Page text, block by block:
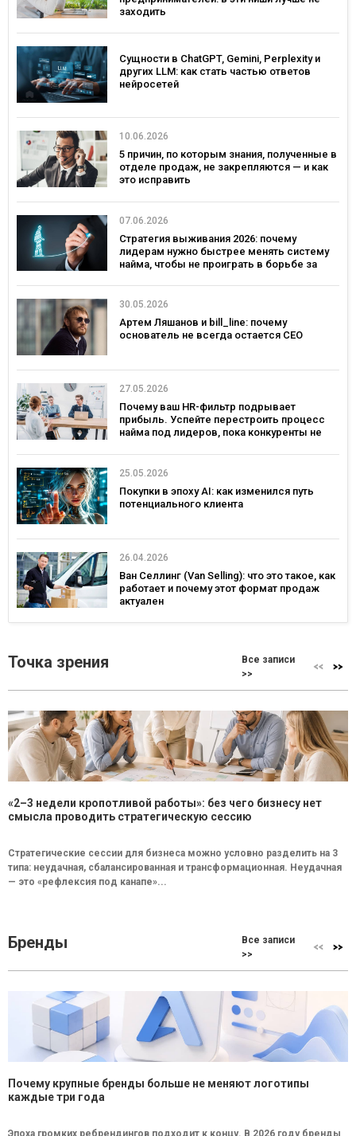
заходить
Сущности в ChatGPT, Gemini, Perplexity и
других LLM: как стать частью ответов
нейросетей
10.06.2026
5 причин, по которым знания, полученные в
отделе продаж, не закрепляются — и как
это исправить
07.06.2026
Стратегия выживания 2026: почему
лидерам нужно быстрее менять систему
найма, чтобы не проиграть в борьбе за
30.05.2026
Артем Ляшанов и bill_line: почему
основатель не всегда остается СЕО
27.05.2026
Почему ваш HR-фильтр подрывает
прибыль. Успейте перестроить процесс
найма под лидеров, пока конкуренты не
25.05.2026
Покупки в эпоху AI: как изменился путь
потенциального клиента
26.04.2026
Ван Селлинг (Van Selling): что это такое, как
работает и почему этот формат продаж
актуален
Точка зрения
Все записи
>>
«2–3 недели кропотливой работы»: без чего бизнесу нет
смысла проводить стратегическую сессию
Стратегические сессии для бизнеса можно условно разделить на 3
типа: неудачная, сбалансированная и трансформационная. Неудачная
— это «рефлексия под канапе»...
Бренды
Все записи
>>
Почему крупные бренды больше не меняют логотипы
каждые три года
Эпоха громких ребрендингов подходит к концу. В 2026 году бренды